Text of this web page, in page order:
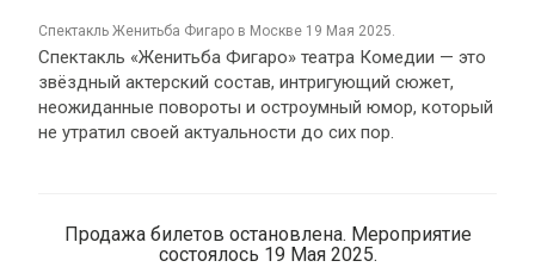
спектакль Женитьба Фигаро в Москве 19 Мая 2025.
Спектакль «Женитьба Фигаро» театра Комедии — это
звёздный актерский состав, интригующий сюжет,
неожиданные повороты и остроумный юмор, который
не утратил своей актуальности до сих пор.
Продажа билетов остановлена. Мероприятие
состоялось 19 Мая 2025.